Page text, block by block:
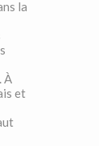
la
À
et